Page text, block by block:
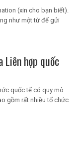
(xin cho bạn biết).
như một từ để gửi
hợp quốc
quốc tế có quy mô
gồm rất nhiều tổ chức